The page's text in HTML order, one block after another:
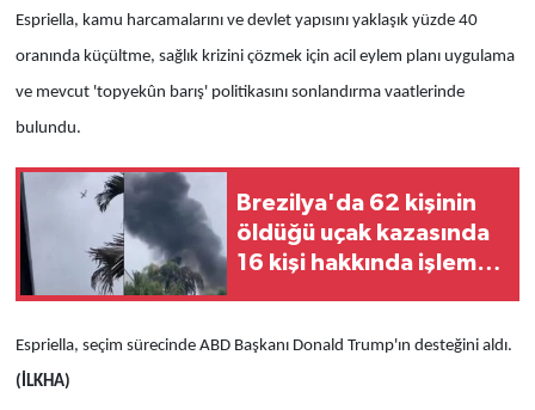
Espriella, kamu harcamalarını ve devlet yapısını yaklaşık yüzde 40
oranında küçültme, sağlık krizini çözmek için acil eylem planı uygulama
ve mevcut 'topyekûn barış' politikasını sonlandırma vaatlerinde
bulundu.
Brezilya'da 62 kişinin
öldüğü uçak kazasında
16 kişi hakkında işlem
Espriella, seçim sürecinde ABD Başkanı Donald Trump'ın desteğini aldı.
(İLKHA)